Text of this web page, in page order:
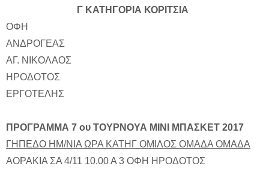
Γ ΚΑΤΗΓΟΡΙΑ ΚΟΡΙΤΣΙΑ
ΟΦΗ
ΑΝΔΡΟΓΕΑΣ
ΑΓ. ΝΙΚΟΛΑΟΣ
ΗΡΟΔΟΤΟΣ
ΕΡΓΟΤΕΛΗΣ
ΠΡΟΓΡΑΜΜΑ 7 ου ΤΟΥΡΝΟΥΑ ΜΙΝΙ ΜΠΑΣΚΕΤ 2017
ΓΗΠΕΔΟ ΗΜ/ΝΙΑ ΩΡΑ ΚΑΤΗΓ ΟΜΙΛΟΣ ΟΜΑΔΑ ΟΜΑΔΑ
ΑΟΡΑΚΙΑ ΣΑ 4/11 10.00 Α 3 ΟΦΗ ΗΡΟΔΟΤΟΣ